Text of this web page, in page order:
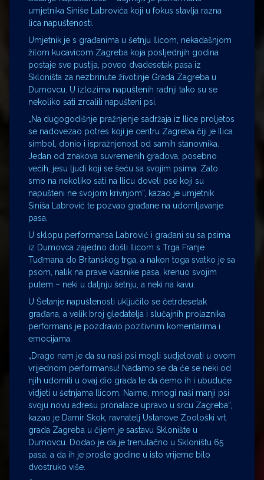
umjetnika Siniše Labrovića koji u fokus stavlja razna
lica napuštenosti.
Umjetnik je s građanima u šetnju Ilicom, nekadašnjom
žilom kucavicom Zagreba koja posljednjih godina
postaje sve pustija, poveo dvadesetak pasa iz
Skloništa za nezbrinute životinje Grada Zagreba u
Dumovcu. U izlozima napuštenih radnji tako su se
nekoliko sati zrcalili napušteni psi.
„Na dugogodišnje pražnjenje sadržaja iz Ilice proljetos
se nadovezao potres koji je centru Zagreba čiji je Ilica
simbol, donio i ispražnjenost od samih stanovnika.
Jedan od znakova suvremenih gradova, posebno
većih, jesu ljudi koji se šeću sa svojim psima. Zato
smo na nekoliko sati na Ilicu doveli pse koji su
napušteni ne svojom krivnjom“, kazao je umjetnik
Siniša Labrović te pozvao građane na udomljavanje
pasa.
U sklopu performansa Labrović i građani su sa psima
iz Dumovca zajedno došli Ilicom s Trga Franje
Tuđmana do Britanskog trga, a nakon toga svatko je sa
psom, nalik na prave vlasnike pasa, krenuo svojim
putem – neki u daljnju šetnju, a neki na kavu.
U Šetanje napuštenosti uključilo se četrdesetak
građana, a velik broj gledatelja i slučajnih prolaznika
performans je pozdravio pozitivnim komentarima i
emocijama.
„Drago nam je da su naši psi mogli sudjelovati u ovom
vrijednom performansu! Nadamo se da će se neki od
njih udomiti u ovaj dio grada te da ćemo ih i ubuduće
vidjeti u šetnjama Ilicom. Naime, mnogi naši manji psi
svoju novu adresu pronalaze upravo u srcu Zagreba“,
kazao je Damir Skok, ravnatelj Ustanove Zoološki vrt
grada Zagreba u čijem je sastavu Sklonište u
Dumovcu. Dodao je da je trenutačno u Skloništu 65
pasa, a da ih je prošle godine u isto vrijeme bilo
dvostruko više.